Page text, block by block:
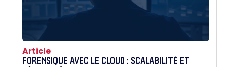
Article
FORENSIQUE AVEC LE CLOUD : SCALABILITÉ ET